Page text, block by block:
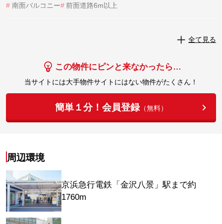
# 南面バルコニー# 前面道路6m以上
全て見る
この物件にピンと来なかったら…
当サイトには大手物件サイトにはない物件がたくさん！
簡単１分！会員登録（無料）
周辺環境
京浜急行電鉄「金沢八景」駅まで約
1760m